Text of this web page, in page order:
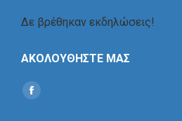
Δε βρέθηκαν εκδηλώσεις!
ΑΚΟΛΟΥΘΗΣΤΕ ΜΑΣ
Find us on:
Social